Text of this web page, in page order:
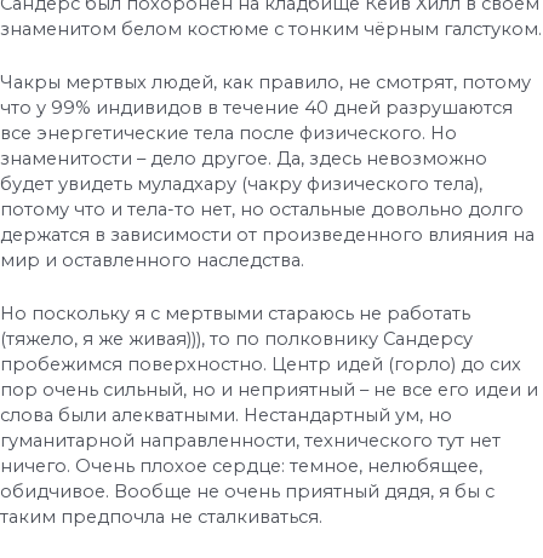
знаменитом белом костюме с тонким чёрным галстуком.
Чакры мертвых людей, как правило, не смотрят, потому
что у 99% индивидов в течение 40 дней разрушаются
все энергетические тела после физического. Но
знаменитости – дело другое. Да, здесь невозможно
будет увидеть муладхару (чакру физического тела),
потому что и тела-то нет, но остальные довольно долго
держатся в зависимости от произведенного влияния на
мир и оставленного наследства.
Но поскольку я с мертвыми стараюсь не работать
(тяжело, я же живая))), то по полковнику Сандерсу
пробежимся поверхностно. Центр идей (горло) до сих
пор очень сильный, но и неприятный – не все его идеи и
слова были алекватными. Нестандартный ум, но
гуманитарной направленности, технического тут нет
ничего. Очень плохое сердце: темное, нелюбящее,
обидчивое. Вообще не очень приятный дядя, я бы с
таким предпочла не сталкиваться.